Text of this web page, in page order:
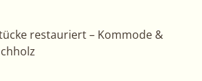
restauriert – Kommode &